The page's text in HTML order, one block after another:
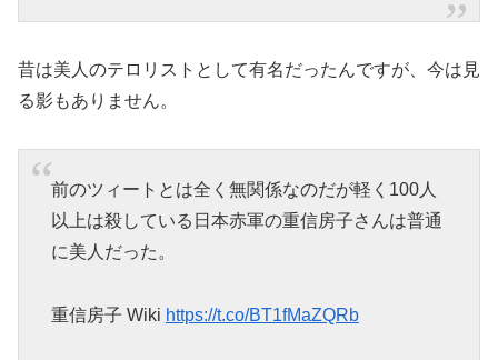
昔は美人のテロリストとして有名だったんですが、今は見
る影もありません。
前のツィートとは全く無関係なのだが軽く100人
以上は殺している日本赤軍の重信房子さんは普通
に美人だった。
重信房子 Wiki https://t.co/BT1fMaZQRb